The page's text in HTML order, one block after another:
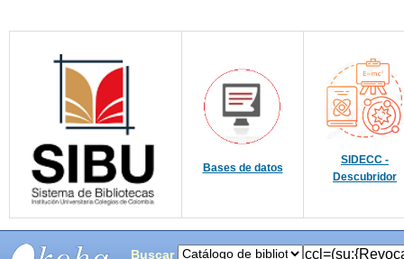
Bases de datos
SIDECC -
Descubridor
Buscar